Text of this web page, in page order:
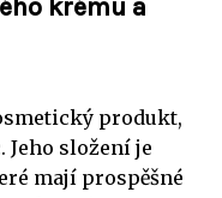
krému a
produkt,
Jeho složení je
mají prospěšné